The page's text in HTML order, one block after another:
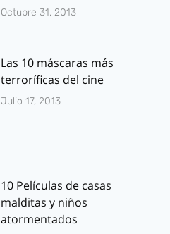
Octubre 31, 2013
Las 10 máscaras más
terroríficas del cine
Julio 17, 2013
10 Películas de casas
malditas y niños
atormentados